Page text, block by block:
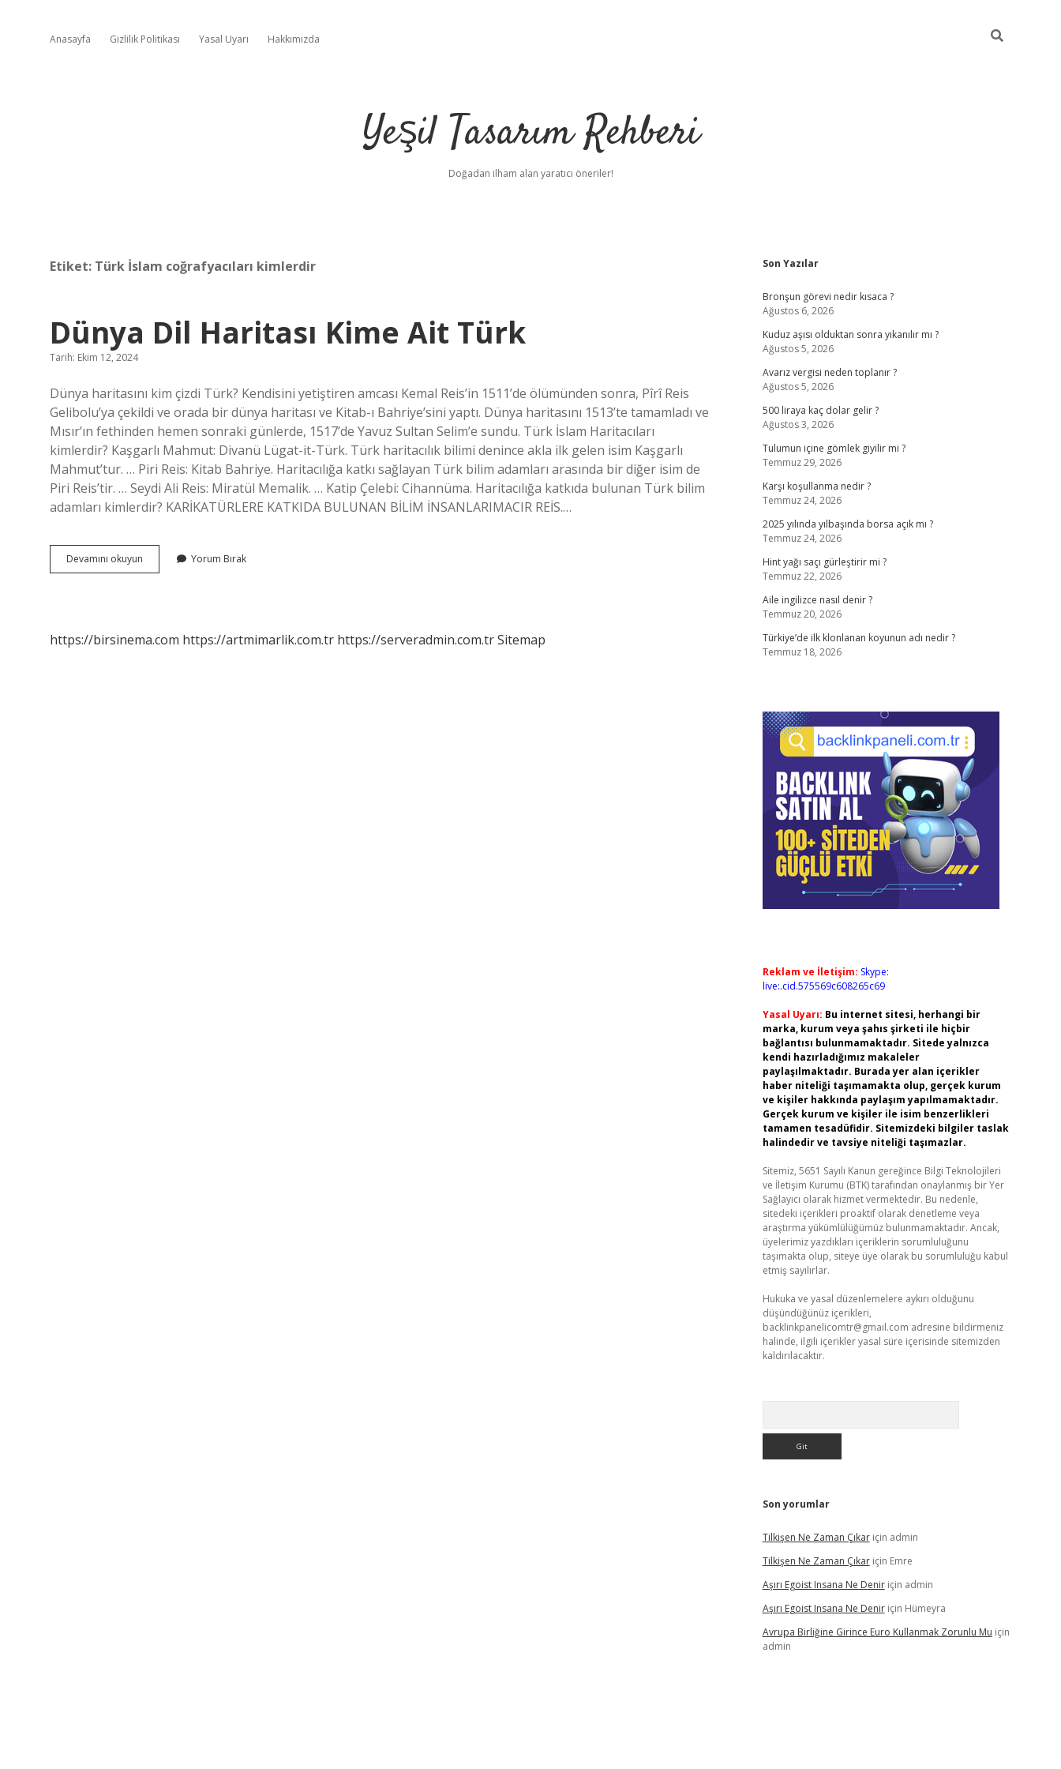
Anasayfa Gizlilik Politikası Yasal Uyarı Hakkımızda
Yeşil Tasarım Rehberi
Doğadan ilham alan yaratıcı öneriler!
Etiket: Türk İslam coğrafyacıları kimlerdir
Dünya Dil Haritası Kime Ait Türk
Tarih: Ekim 12, 2024
Dünya haritasını kim çizdi Türk? Kendisini yetiştiren amcası Kemal Reis’in 1511’de ölümünden sonra, Pîrî Reis
Gelibolu’ya çekildi ve orada bir dünya haritası ve Kitab-ı Bahriye’sini yaptı. Dünya haritasını 1513’te tamamladı ve
Mısır’ın fethinden hemen sonraki günlerde, 1517’de Yavuz Sultan Selim’e sundu. Türk İslam Haritacıları
kimlerdir? Kaşgarlı Mahmut: Divanü Lügat-it-Türk. Türk haritacılık bilimi denince akla ilk gelen isim Kaşgarlı
Mahmut’tur. … Piri Reis: Kitab Bahriye. Haritacılığa katkı sağlayan Türk bilim adamları arasında bir diğer isim de
Piri Reis’tir. … Seydi Ali Reis: Miratül Memalik. … Katip Çelebi: Cihannüma. Haritacılığa katkıda bulunan Türk bilim
adamları kimlerdir? KARİKATÜRLERE KATKIDA BULUNAN BİLİM İNSANLARIMACIR REİS.…
Devamını okuyun
Dil
Yorum Bırak
https://birsinema.com https://artmimarlik.com.tr https://serveradmin.com.trSitemap
Sidebar
Son Yazılar
Bronşun görevi nedir kısaca ?
Ağustos 6, 2026
Kuduz aşısı olduktan sonra yıkanılır mı ?
Ağustos 5, 2026
Avarız vergisi neden toplanır ?
Ağustos 5, 2026
500 liraya kaç dolar gelir ?
Ağustos 3, 2026
Tulumun içine gömlek giyilir mi ?
Temmuz 29, 2026
Karşı koşullanma nedir ?
Temmuz 24, 2026
2025 yılında yılbaşında borsa açık mı ?
Temmuz 24, 2026
Hint yağı saçı gürleştirir mi ?
Temmuz 22, 2026
Aile ingilizce nasıl denir ?
Temmuz 20, 2026
Türkiye’de ilk klonlanan koyunun adı nedir ?
Temmuz 18, 2026
Reklam ve İletişim: Skype:
live:.cid.575569c608265c69
Yasal Uyarı: Bu internet sitesi, herhangi bir
marka, kurum veya şahıs şirketi ile hiçbir
bağlantısı bulunmamaktadır. Sitede yalnızca
kendi hazırladığımız makaleler
paylaşılmaktadır. Burada yer alan içerikler
haber niteliği taşımamakta olup, gerçek kurum
ve kişiler hakkında paylaşım yapılmamaktadır.
Gerçek kurum ve kişiler ile isim benzerlikleri
tamamen tesadüfidir. Sitemizdeki bilgiler taslak
halindedir ve tavsiye niteliği taşımazlar.
Sitemiz, 5651 Sayılı Kanun gereğince Bilgi Teknolojileri
ve İletişim Kurumu (BTK) tarafından onaylanmış bir Yer
Sağlayıcı olarak hizmet vermektedir. Bu nedenle,
sitedeki içerikleri proaktif olarak denetleme veya
araştırma yükümlülüğümüz bulunmamaktadır. Ancak,
üyelerimiz yazdıkları içeriklerin sorumluluğunu
taşımakta olup, siteye üye olarak bu sorumluluğu kabul
etmiş sayılırlar.
Hukuka ve yasal düzenlemelere aykırı olduğunu
düşündüğünüz içerikleri,
backlinkpanelicomtr@gmail.com adresine bildirmeniz
halinde, ilgili içerikler yasal süre içerisinde sitemizden
kaldırılacaktır.
Son yorumlar
Tilkişen Ne Zaman Çıkariçin admin
Tilkişen Ne Zaman Çıkariçin Emre
Aşırı Egoist Insana Ne Deniriçin admin
Aşırı Egoist Insana Ne Deniriçin Hümeyra
Avrupa Birliğine Girince Euro Kullanmak Zorunlu Mu için
admin
https://hiltonbet-giris.com/